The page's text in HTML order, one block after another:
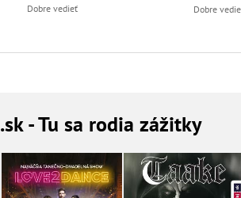
Dobre vedieť Dobre
.sk - Tu sa rodia zážitky